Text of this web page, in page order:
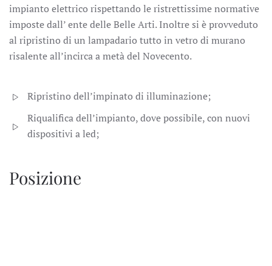
impianto elettrico rispettando le ristrettissime normative
imposte dall’ ente delle Belle Arti. Inoltre si è provveduto
al ripristino di un lampadario tutto in vetro di murano
risalente all’incirca a metà del Novecento.
Ripristino dell’impinato di illuminazione;
Riqualifica dell’impianto, dove possibile, con nuovi
dispositivi a led;
Posizione